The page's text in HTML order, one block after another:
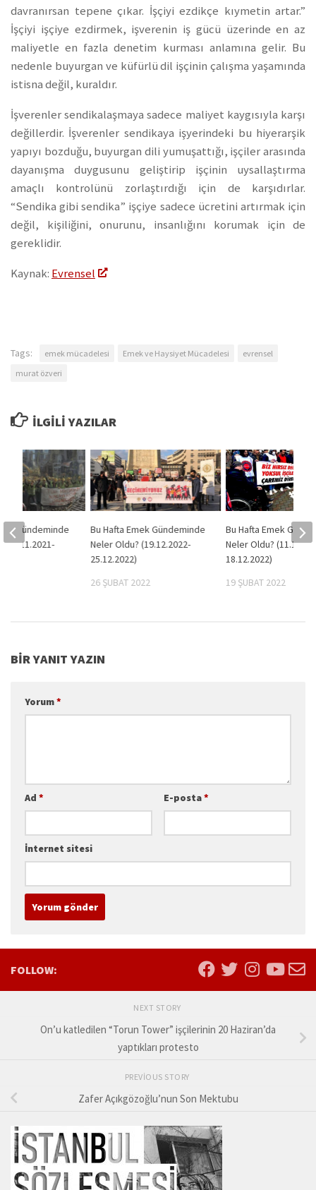
davranırsan tepene çıkar. İşçiyi ezdikçe kıymetin artar.”
İşçiyi işçiye ezdirmek, işverenin iş gücü üzerinde en az
maliyetle en fazla denetim kurması anlamına gelir. Bu
nedenle buyurgan ve küfürlü dil işçinin çalışma yaşamında
istisna değil, kuraldır.
İşverenler sendikalaşmaya sadece maliyet kaygısıyla karşı
değillerdir. İşverenler sendikaya işyerindeki bu hiyerarşik
yapıyı bozduğu, buyurgan dili yumuşattığı, işçiler arasında
dayanışma duygusunu geliştirip işçinin uysallaştırma
amaçlı kontrolünü zorlaştırdığı için de karşıdırlar.
“Sendika gibi sendika” işçiye sadece ücretini artırmak için
değil, kişiliğini, onurunu, insanlığını korumak için de
gereklidir.
Kaynak: Evrensel
Tags: emek mücadelesi Emek ve Haysiyet Mücadelesi
evrensel
murat özveri
İLGILI YAZILAR
Bu Hafta Emek Gündeminde
Neler Oldu? (19.12.2022-
25.12.2022)
26 ŞUBAT 2022
Bu Hafta Emek
Neler Oldu?
18.12.2022)
19 ŞUBAT 2022
Gündeminde
(15.11.2021-
BIR YANIT YAZIN
Yorum*
Ad * E-posta*
İnternet sitesi
FOLLOW:
NEXT STORY
On’u katledilen “Torun Tower” işçilerinin 20 Haziran’da
yaptıkları protesto
PREVIOUS STORY
Zafer Açıkgözoğlu’nun Son Mektubu